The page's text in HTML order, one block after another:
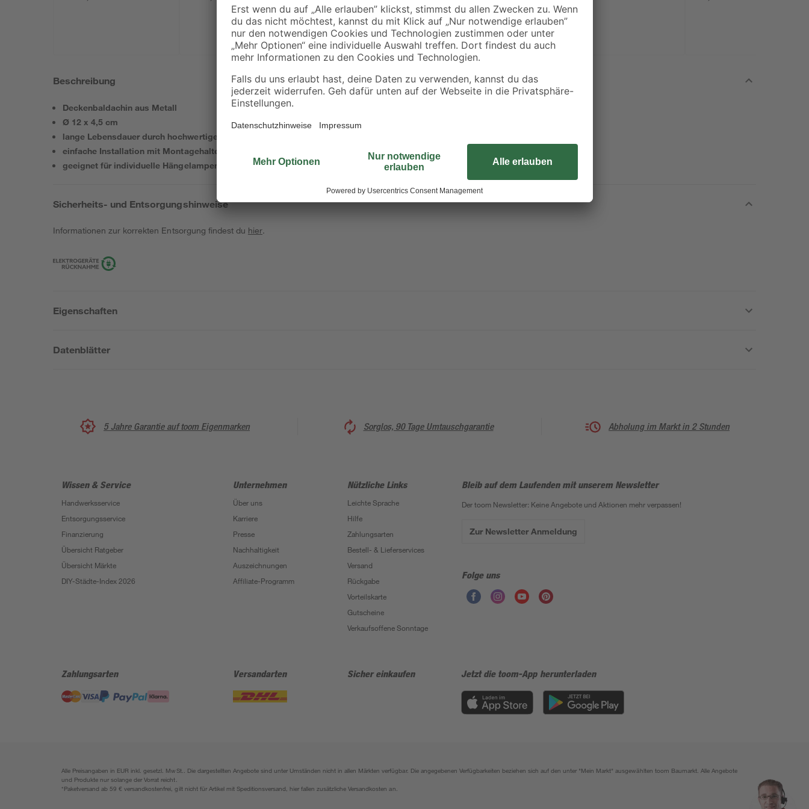
Produktdatenblatt
Beschreibung
Deckenbaldachin aus Metall
Ø 12 x 4,5 cm
lange Lebensdauer durch hochwertige Materialien
einfache Installation mit Montagehalterung
geeignet für individuelle Hängelampen
Sicherheits- und Entsorgungshinweise
Informationen zur korrekten Entsorgung findest du hier.
Eigenschaften
Datenblätter
5 Jahre Garantie auf toom Eigenmarken Sorglos, 90 Tage Umtauschgarantie Abholung im Markt in 2 Stunden
Wissen & Service
Handwerksservice
Entsorgungsservice
Finanzierung
Übersicht Ratgeber
Übersicht Märkte
DIY-Städte-Index 2026
Unternehmen
Über uns
Karriere
Presse
Nachhaltigkeit
Auszeichnungen
Affiliate-Programm
Nützliche Links
Leichte Sprache
Hilfe
Zahlungsarten
Bestell- & Lieferservices
Versand
Rückgabe
Vorteilskarte
Gutscheine
Verkaufsoffene Sonntage
Bleib auf dem Laufenden mit unserem Newsletter
Der toom Newsletter: Keine Angebote und Aktionen mehr verpassen!
Zur Newsletter Anmeldung
Folge uns
Zahlungsarten Versandarten Sicher einkaufen Jetzt die toom-App herunterladen
Alle Preisangaben in EUR inkl. gesetzl. MwSt.. Die dargestellten Angebote sind unter Umständen nicht in allen Märkten verfügbar. Die angegebenen Verfügbarkeiten beziehen sich auf den unter "Mein Markt" ausgewählten toom Baumarkt. Alle Angebote
und Produkte nur solange der Vorrat reicht.
*Paketversand ab 59 € versandkostenfrei, gilt nicht für Artikel mit Speditionsversand, hier fallen zusätzliche Versandkosten an.